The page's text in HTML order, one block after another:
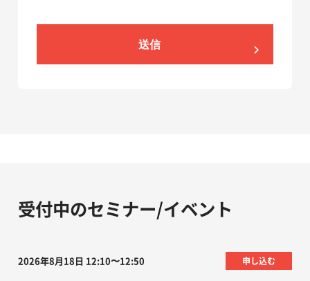
送信
受付中のセミナー/イベント
2026年8月18日 12:10〜12:50 申し込む